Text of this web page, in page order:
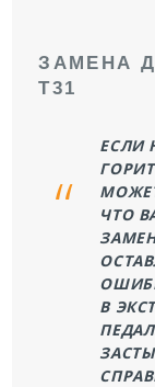
ЗАМЕНА
T31
ЕСЛИ
ЧТО
В